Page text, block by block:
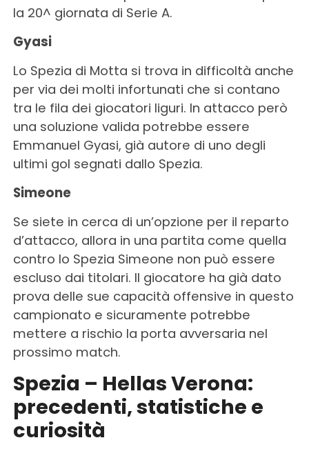
la 20^ giornata di Serie A.
Gyasi
Lo Spezia di Motta si trova in difficoltà anche
per via dei molti infortunati che si contano
tra le fila dei giocatori liguri. In attacco però
una soluzione valida potrebbe essere
Emmanuel Gyasi, già autore di uno degli
ultimi gol segnati dallo Spezia.
Simeone
Se siete in cerca di un’opzione per il reparto
d’attacco, allora in una partita come quella
contro lo Spezia Simeone non può essere
escluso dai titolari. Il giocatore ha già dato
prova delle sue capacità offensive in questo
campionato e sicuramente potrebbe
mettere a rischio la porta avversaria nel
prossimo match.
Spezia – Hellas Verona:
precedenti, statistiche e
curiosità